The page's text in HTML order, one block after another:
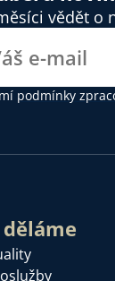
vědět o
podmínky
děláme